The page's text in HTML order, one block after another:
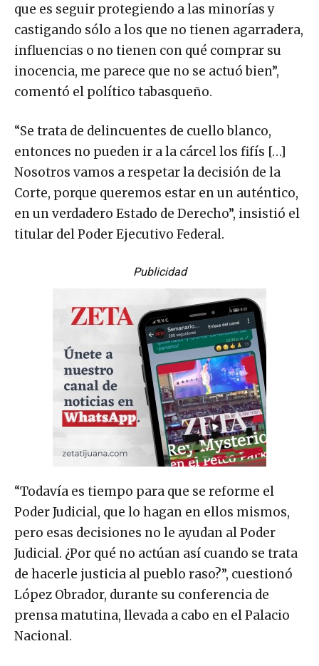
que es seguir protegiendo a las minorías y
castigando sólo a los que no tienen agarradera,
influencias o no tienen con qué comprar su
inocencia, me parece que no se actuó bien”,
comentó el político tabasqueño.
“Se trata de delincuentes de cuello blanco,
entonces no pueden ir a la cárcel los fifís […]
Nosotros vamos a respetar la decisión de la
Corte, porque queremos estar en un auténtico,
en un verdadero Estado de Derecho”, insistió el
titular del Poder Ejecutivo Federal.
Publicidad
“Todavía es tiempo para que se reforme el
Poder Judicial, que lo hagan en ellos mismos,
pero esas decisiones no le ayudan al Poder
Judicial. ¿Por qué no actúan así cuando se trata
de hacerle justicia al pueblo raso?”, cuestionó
López Obrador, durante su conferencia de
prensa matutina, llevada a cabo en el Palacio
Nacional.